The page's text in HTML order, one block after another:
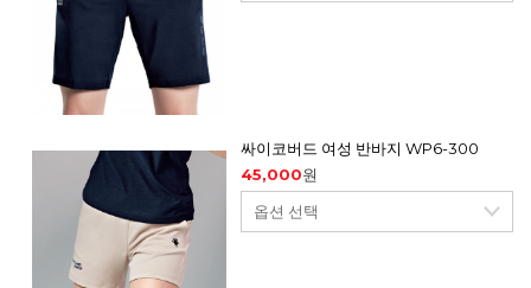
싸이코버드 여성 반바지 WP6-300
45,000원